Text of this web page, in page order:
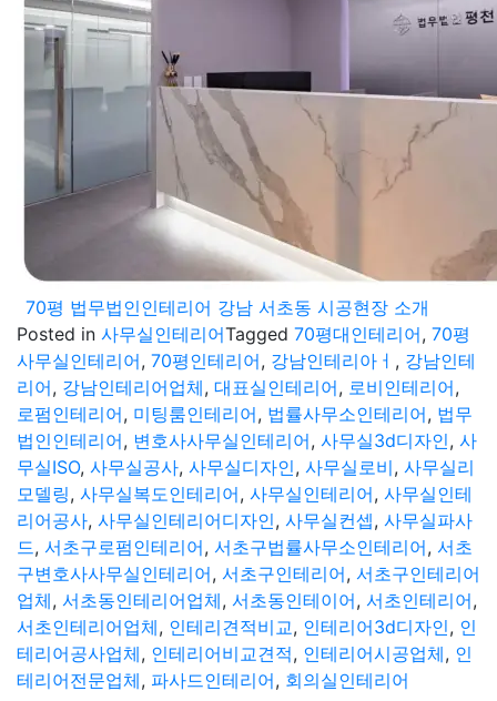
70평 법무법인인테리어 강남 서초동 시공현장 소개
Posted in 사무실인테리어Tagged 70평대인테리어, 70평
사무실인테리어, 70평인테리어, 강남인테리아ㅓ , 강남인테
리어, 강남인테리어업체, 대표실인테리어, 로비인테리어,
로펌인테리어, 미팅룸인테리어, 법률사무소인테리어, 법무
법인인테리어, 변호사사무실인테리어, 사무실3d디자인, 사
무실ISO, 사무실공사, 사무실디자인, 사무실로비, 사무실리
모델링, 사무실복도인테리어, 사무실인테리어, 사무실인테
리어공사, 사무실인테리어디자인, 사무실컨셉, 사무실파사
드, 서초구로펌인테리어, 서초구법률사무소인테리어, 서초
구변호사사무실인테리어, 서초구인테리어, 서초구인테리어
업체, 서초동인테리어업체, 서초동인테이어, 서초인테리어,
서초인테리어업체, 인테리견적비교, 인테리어3d디자인, 인
테리어공사업체, 인테리어비교견적, 인테리어시공업체, 인
테리어전문업체, 파사드인테리어, 회의실인테리어